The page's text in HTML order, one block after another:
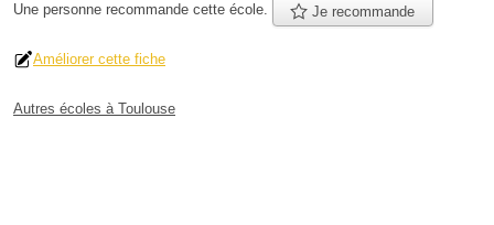
Une personne recommande cette école. Je recommande
Améliorer cette fiche
Autres écoles à Toulouse